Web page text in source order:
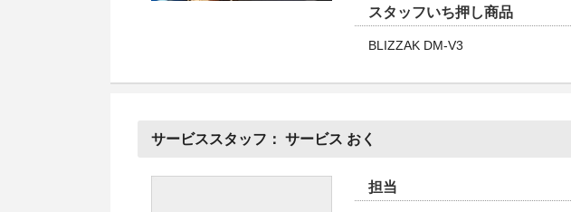
スタッフいち押し商品
BLIZZAK DM-V3
サービススタッフ： サービス おく
担当